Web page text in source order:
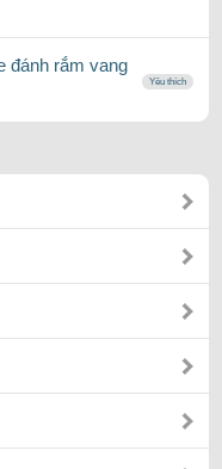
đánh rắm vang
Yêu thích